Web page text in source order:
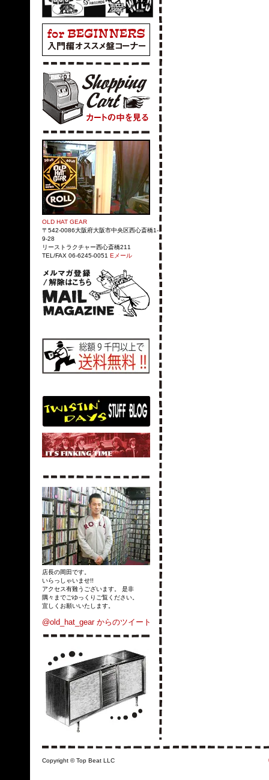
OLD HAT GEAR
〒542-0086大阪府大阪市中央区西心斎橋1-
9-28
リーストラクチャー西心斎橋211
TEL/FAX 06-6245-0051 Eメール
店長の岡田です。
いらっしゃいませ!!
アクセス有難うございます。 是非
隅々までごゆっくりご覧ください。
宜しくお願いいたします。
@old_hat_gear からのツイート
Copyright © Top Beat LLC